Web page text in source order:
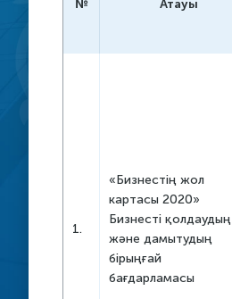
№ Атауы
1.
«Бизнестің жол
картасы 2020»
Бизнесті қолдаудың
және дамытудың
бірыңғай
бағдарламасы